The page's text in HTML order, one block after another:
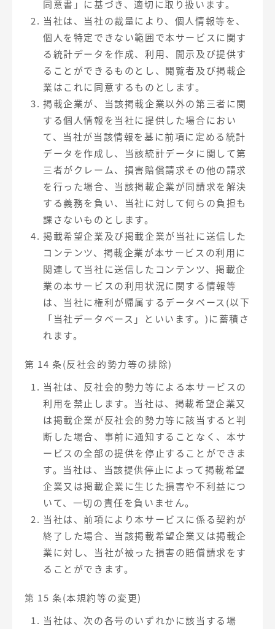
同意書」に基づき、適切に取り扱います。
当社は、当社の裁量により、個人情報等を、
個人を特定できない範囲で本サービスに関す
る統計データを作成、利用、開示及び提供す
ることができるものとし、閲覧者及び掲載企
業はこれに同意するものとします。
掲載企業が、当該掲載企業以外の第三者に関
する個人情報を当社に提供した場合におい
て、当社が当該情報を基に前項に定める統計
データを作成し、当該統計データに関して第
三者がクレーム、損害賠償請求その他の請求
を行った場合、当該掲載企業が同請求を解決
する義務を負い、当社に対して何らの負担も
課さないものとします。
掲載希望企業及び掲載企業が当社に送信した
コンテンツ、掲載企業が本サービスの利用に
関連して当社に送信したコンテンツ、掲載企
業の本サービスの利用状況に関する情報等
は、当社に権利が帰属するデータベース(以下
「当社データベース」といいます。)に蓄積さ
れます。
第 14 条(反社会的勢力等の排除)
当社は、反社会的勢力等による本サービスの
利用を禁止します。当社は、掲載希望企業又
は掲載企業が反社会的勢力等に該当すると判
断した場合、事前に通知することなく、本サ
ービスの全部の提供を停止することができま
す。当社は、当該提供停止によって掲載希望
企業又は掲載企業に生じた損害や不利益につ
いて、一切の責任を負いません。
当社は、前項により本サービスに係る契約が
終了した場合、当該掲載希望企業又は掲載企
業に対し、当社が被った損害の賠償請求をす
ることができます。
第 15 条(本規約等の変更)
当社は、次の各号のいずれかに該当する場